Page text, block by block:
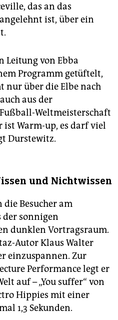
das an das
ist, über ein
Leitung von Ebba
Programm getüftelt,
nur über die Elbe nach
aus der
Weltmeisterschaft
ist Warm-up, es darf viel
Durstewitz.
und Nichtwissen
Besucher am
der sonnigen
dunklen Vortragsraum.
Autor Klaus Walter
einzuspannen. Zur
Performance legt er
auf – „You suffer“ von
Hippies mit einer
1,3 Sekunden.